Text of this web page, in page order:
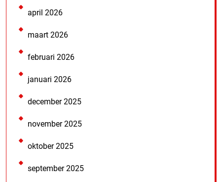
april 2026
maart 2026
februari 2026
januari 2026
december 2025
november 2025
oktober 2025
september 2025